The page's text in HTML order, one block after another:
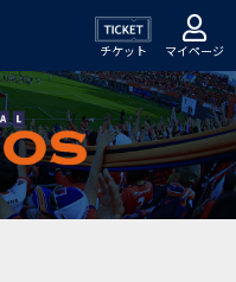
チケット マイページ